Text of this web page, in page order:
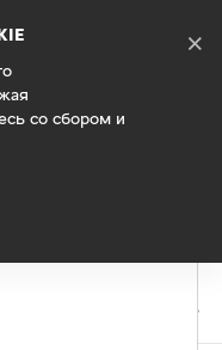
со сбором и
×